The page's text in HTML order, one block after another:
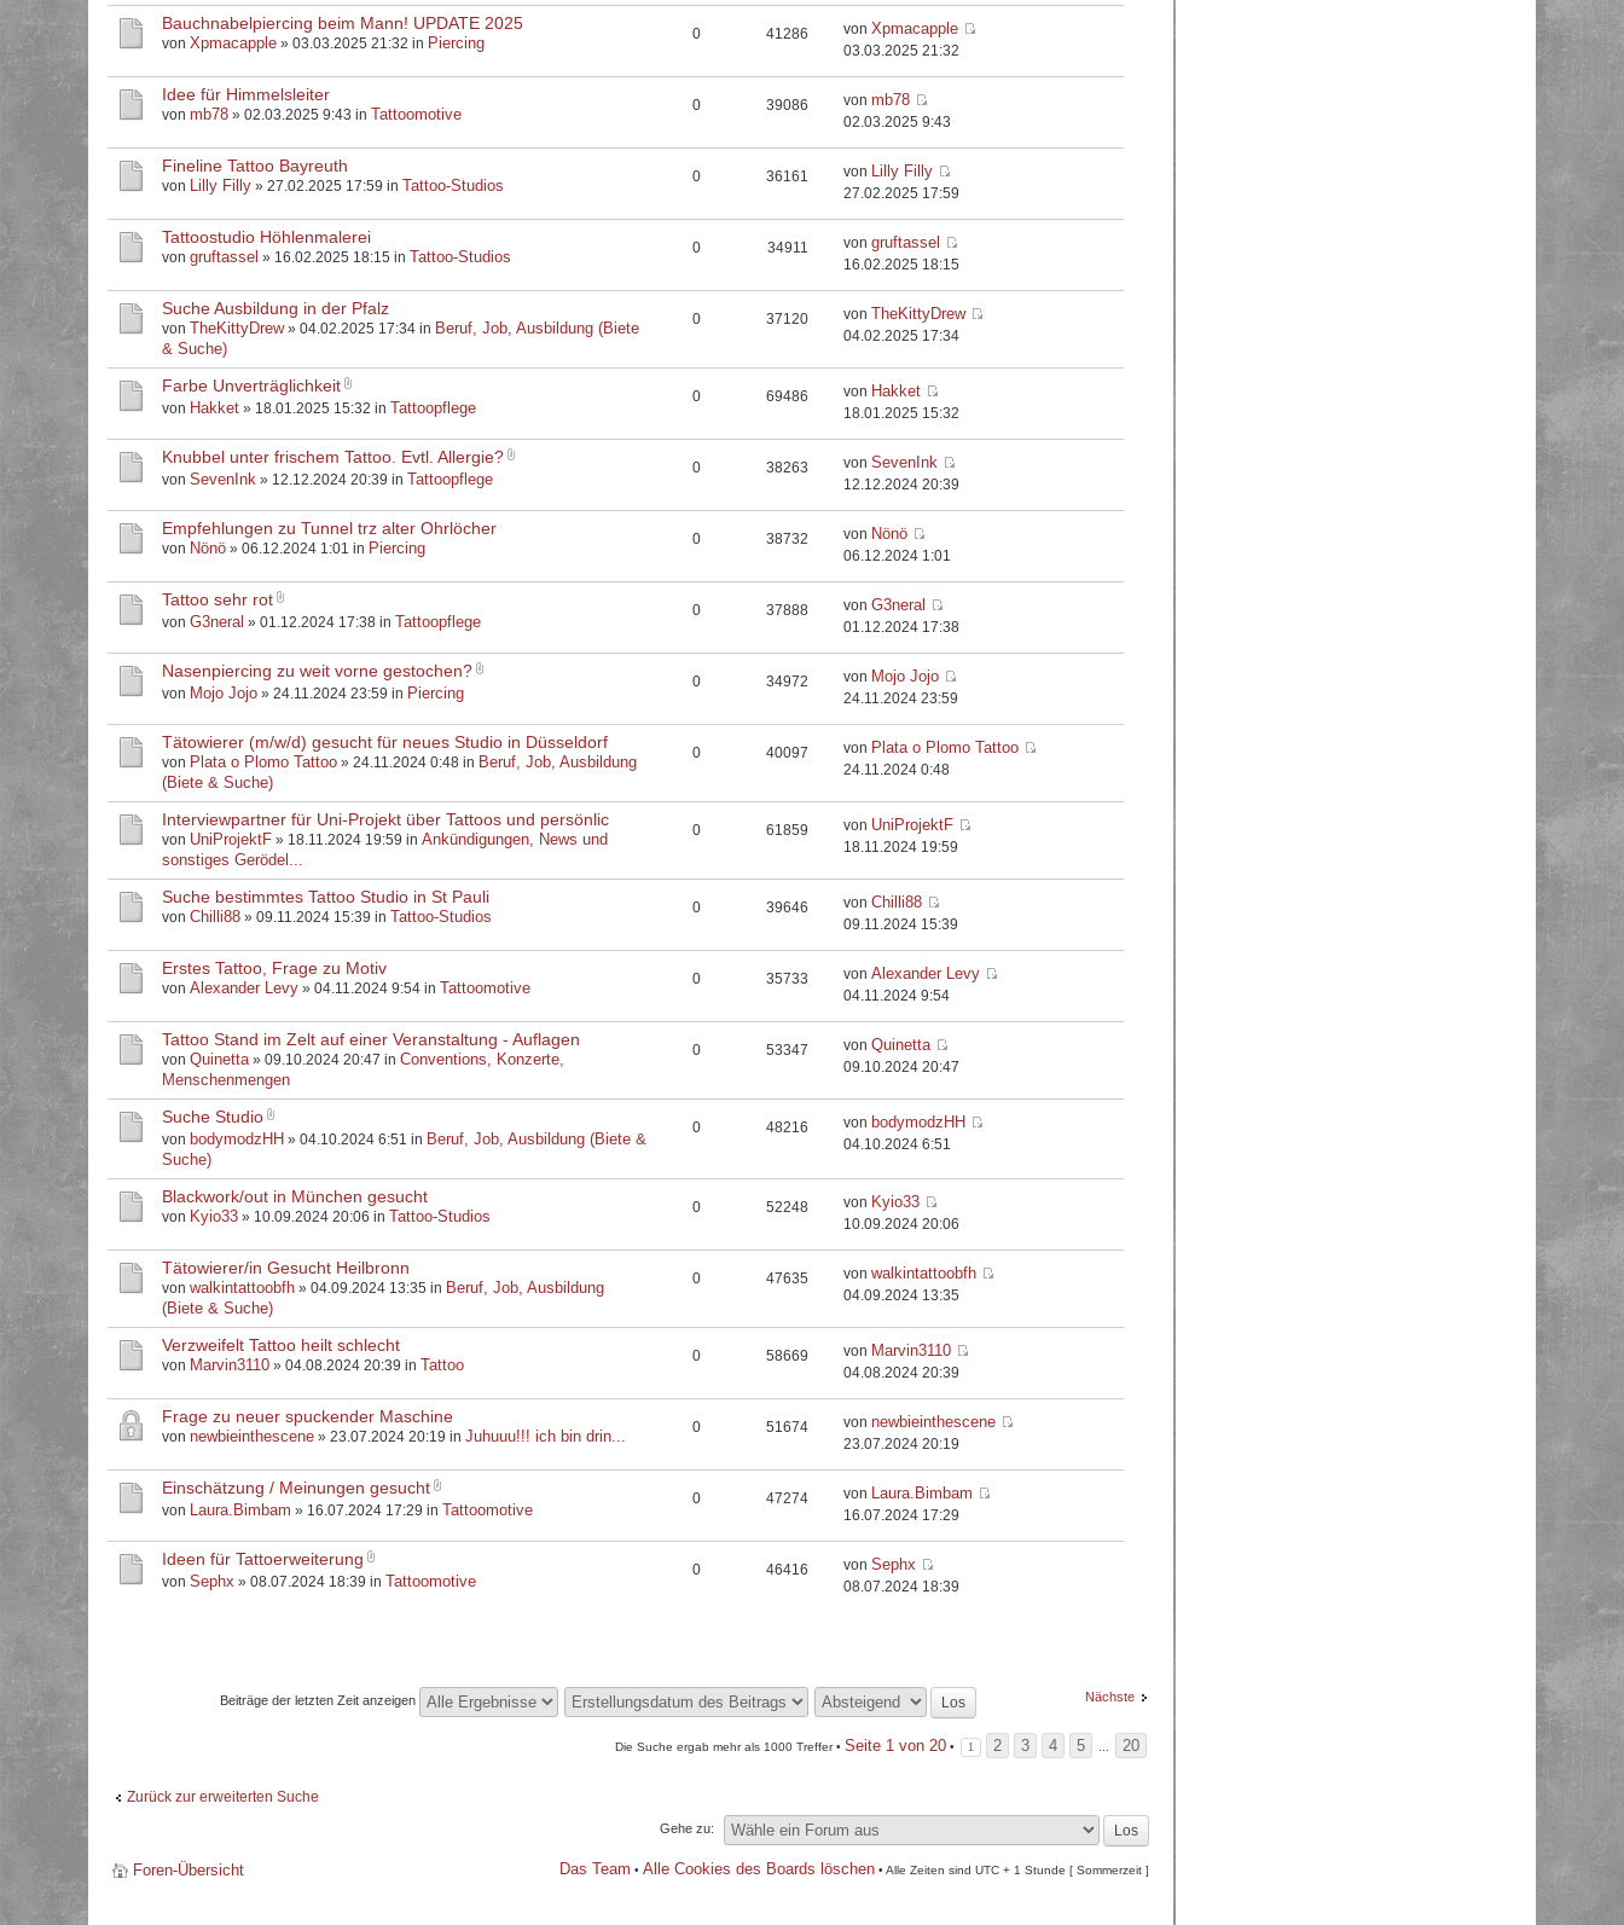
Bauchnabelpiercing beim Mann! UPDATE 2025
von Xpmacapple » 03.03.2025 21:32 in Piercing 0 41286 vonXpmacapple
03.03.2025 21:32
Idee für Himmelsleiter
von mb78 » 02.03.2025 9:43 in Tattoomotive 0 39086 vonmb78
02.03.2025 9:43
Fineline Tattoo Bayreuth
von Lilly Filly » 27.02.2025 17:59 in Tattoo-Studios 0 36161 von Lilly Filly
27.02.2025 17:59
Tattoostudio Höhlenmalerei
von gruftassel » 16.02.2025 18:15 in Tattoo-Studios 0 34911 vongruftassel
16.02.2025 18:15
Suche Ausbildung in der Pfalz
von TheKittyDrew» 04.02.2025 17:34 in Beruf, Job, Ausbildung (Biete
& Suche)
0 37120 von TheKittyDrew
04.02.2025 17:34
Farbe Unverträglichkeit
von Hakket » 18.01.2025 15:32 in Tattoopflege
0 69486 von Hakket
18.01.2025 15:32
Knubbel unter frischem Tattoo. Evtl. Allergie?
von SevenInk » 12.12.2024 20:39 in Tattoopflege
0 38263 vonSevenInk
12.12.2024 20:39
Empfehlungen zu Tunnel trz alter Ohrlöcher
von Nönö » 06.12.2024 1:01 in Piercing 0 38732 von Nönö
06.12.2024 1:01
Tattoo sehr rot
von G3neral » 01.12.2024 17:38 in Tattoopflege
0 37888 vonG3neral
01.12.2024 17:38
Nasenpiercing zu weit vorne gestochen?
von Mojo Jojo » 24.11.2024 23:59 in Piercing
0 34972 von Mojo Jojo
24.11.2024 23:59
Tätowierer (m/w/d) gesucht für neues Studio in Düsseldorf
von Plata o Plomo Tattoo » 24.11.2024 0:48 in Beruf, Job, Ausbildung
(Biete & Suche)
0 40097 von Plata o Plomo Tattoo
24.11.2024 0:48
Interviewpartner für Uni-Projekt über Tattoos und persönlic
von UniProjektF » 18.11.2024 19:59 in Ankündigungen, News und
sonstiges Gerödel...
0 61859 von UniProjektF
18.11.2024 19:59
Suche bestimmtes Tattoo Studio in St Pauli
von Chilli88 » 09.11.2024 15:39 in Tattoo-Studios 0 39646 vonChilli88
09.11.2024 15:39
Erstes Tattoo, Frage zu Motiv
von Alexander Levy » 04.11.2024 9:54 in Tattoomotive 0 35733 vonAlexander Levy
04.11.2024 9:54
Tattoo Stand im Zelt auf einer Veranstaltung - Auflagen
von Quinetta» 09.10.2024 20:47 in Conventions, Konzerte,
Menschenmengen
0 53347 vonQuinetta
09.10.2024 20:47
Suche Studio
von bodymodzHH » 04.10.2024 6:51 in Beruf, Job, Ausbildung (Biete &
Suche)
0 48216 von bodymodzHH
04.10.2024 6:51
Blackwork/out in München gesucht
von Kyio33 » 10.09.2024 20:06 in Tattoo-Studios 0 52248 von Kyio33
10.09.2024 20:06
Tätowierer/in Gesucht Heilbronn
von walkintattoobfh » 04.09.2024 13:35 in Beruf, Job, Ausbildung
(Biete & Suche)
0 47635 vonwalkintattoobfh
04.09.2024 13:35
Verzweifelt Tattoo heilt schlecht
von Marvin3110 » 04.08.2024 20:39 in Tattoo 0 58669 von Marvin3110
04.08.2024 20:39
Frage zu neuer spuckender Maschine
von newbieinthescene » 23.07.2024 20:19 in Juhuuu!!! ich bin drin... 0 51674 vonnewbieinthescene
23.07.2024 20:19
Einschätzung / Meinungen gesucht
von Laura.Bimbam » 16.07.2024 17:29 in Tattoomotive
0 47274 von Laura.Bimbam
16.07.2024 17:29
Ideen für Tattoerweiterung
von Sephx » 08.07.2024 18:39 in Tattoomotive
0 46416 vonSephx
08.07.2024 18:39
Nächste
Beiträge der letzten Zeit anzeigen
Die Suche ergab mehr als 1000 Treffer • Seite 1 von 20 • 1 2 3 4 5 20
Zurück zur erweiterten Suche
Gehe zu:
Foren-Übersicht Das Team • Alle Cookies des Boards löschen • Alle Zeiten sind UTC + 1 Stunde [ Sommerzeit ]